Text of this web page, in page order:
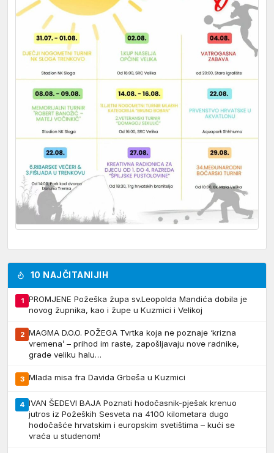
10 NAJČITANIJIH
1
PROMJENE Požeška župa sv.Leopolda Mandića dobila je
novog župnika, kao i župe u Kuzmici i Velikoj
2 MAGMA D.O.O. POŽEGA Tvrtka koja ne poznaje ‘krizna
vremena’ – prihod im raste, zapošljavaju nove radnike,
grade veliku halu…
3 Mlada misa fra Davida Grbeša u Kuzmici
4 IVAN ŠEDEVI BAJA Poznati hodočasnik-pješak krenuo
jutros iz Požeških Sesveta na 4100 kilometara dugo
hodočašće hrvatskim i europskim svetištima – kući se
vraća u studenom!